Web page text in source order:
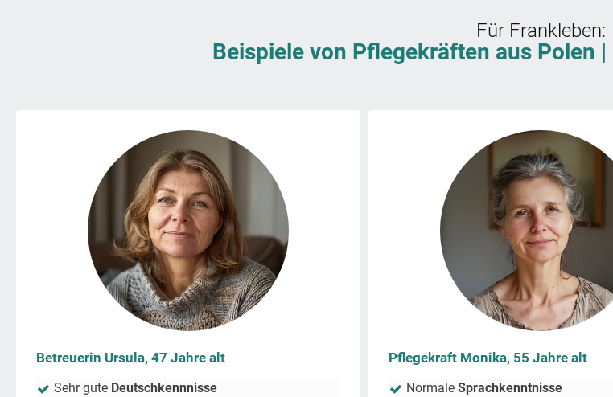
Für Frankleben:
Beispiele von Pflegekräften aus Polen
Betreuerin Ursula, 47 Jahre alt
Sehr gute Deutschkennnisse
Pflegekraft Monika, 55 Jahre alt
Normale Sprachkenntnisse